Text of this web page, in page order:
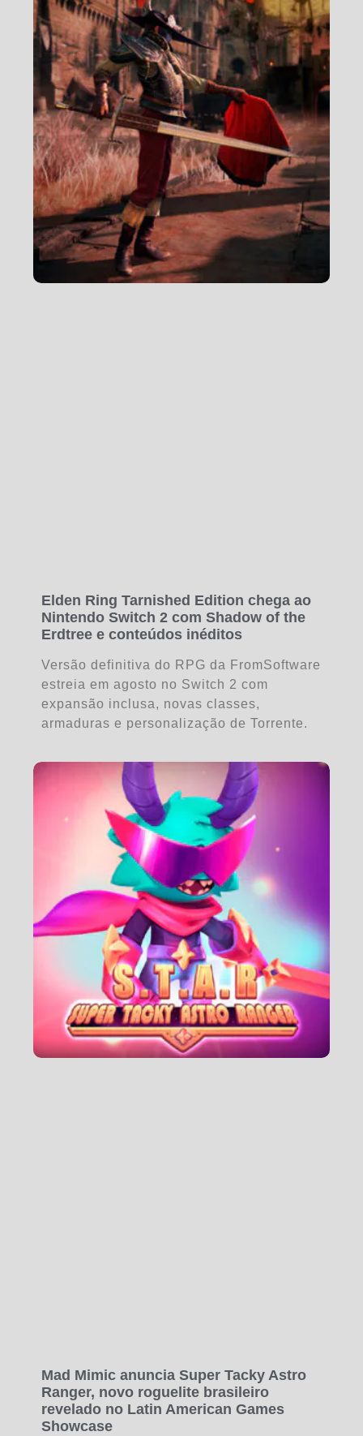
Elden Ring Tarnished Edition chega ao
Nintendo Switch 2 com Shadow of the
Erdtree e conteúdos inéditos
Versão definitiva do RPG da FromSoftware
estreia em agosto no Switch 2 com
expansão inclusa, novas classes,
armaduras e personalização de Torrente.
Mad Mimic anuncia Super Tacky Astro
Ranger, novo roguelite brasileiro
revelado no Latin American Games
Showcase